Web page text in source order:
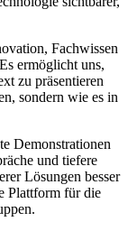
Fachwissen
ermöglicht uns,
zu präsentieren
sondern wie es in
Demonstrationen
und tiefere
Lösungen besser
Plattform für die